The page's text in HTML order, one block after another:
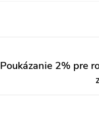
Poukázanie 2% pre